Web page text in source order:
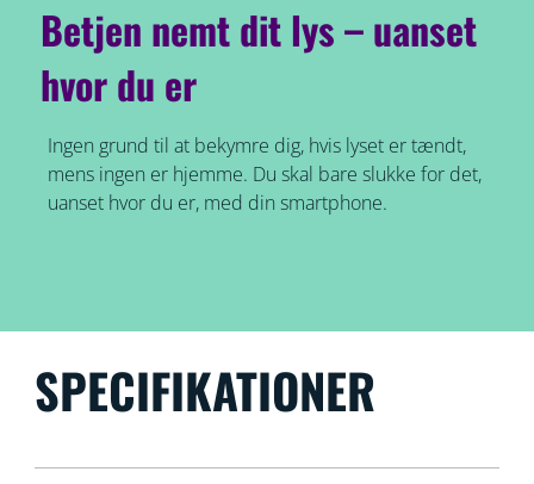
Betjen nemt dit lys – uanset
hvor du er
Ingen grund til at bekymre dig, hvis lyset er tændt,
mens ingen er hjemme. Du skal bare slukke for det,
uanset hvor du er, med din smartphone.
SPECIFIKATIONER